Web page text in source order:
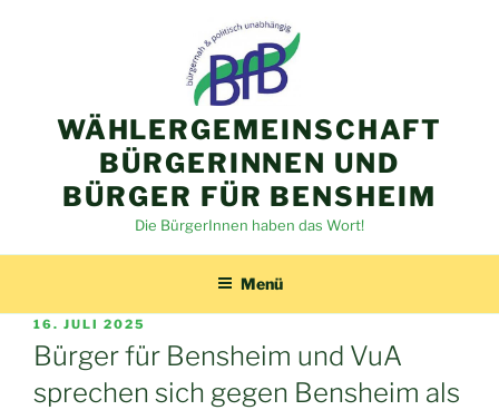
WÄHLERGEMEINSCHAFT
BÜRGERINNEN UND
BÜRGER FÜR BENSHEIM
Die BürgerInnen haben das Wort!
Menü
VERÖFFENTLICHT
AM
16. JULI 2025
Bürger für Bensheim und VuA
sprechen sich gegen Bensheim als